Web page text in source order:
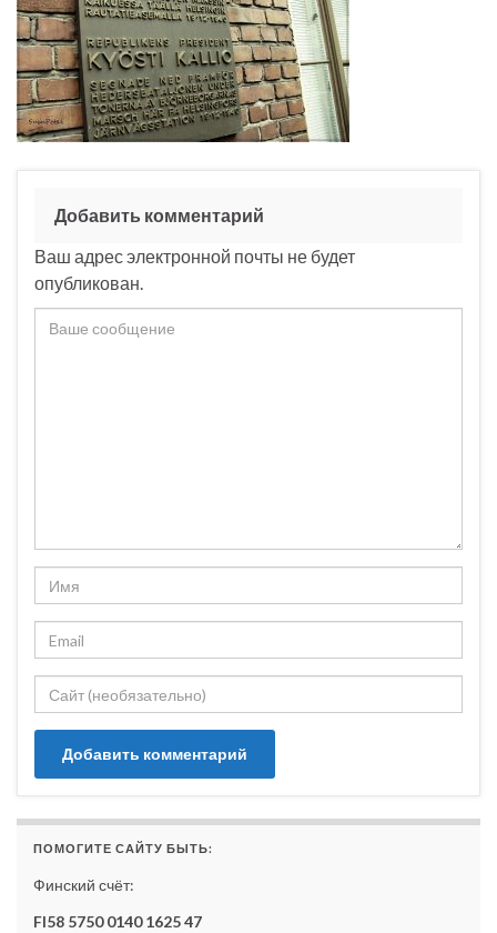
Добавить комментарий
Ваш адрес электронной почты не будет
опубликован.
ПОМОГИТЕ САЙТУ БЫТЬ:
Финский счёт:
FI58 5750 0140 1625 47